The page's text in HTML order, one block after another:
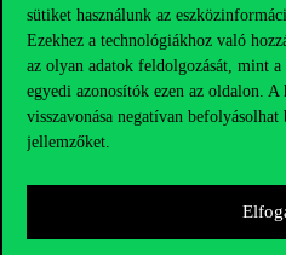
sütiket használunk az
Ezekhez a technológiákhoz való
az olyan adatok feldolgozását, mint a
egyedi azonosítók ezen az oldalon. A
visszavonása negatívan
jellemzőket.
Kérdésed van a felvételivel
Oktatói elérhetőségek
HUB jelenlegi hallgatóinknak